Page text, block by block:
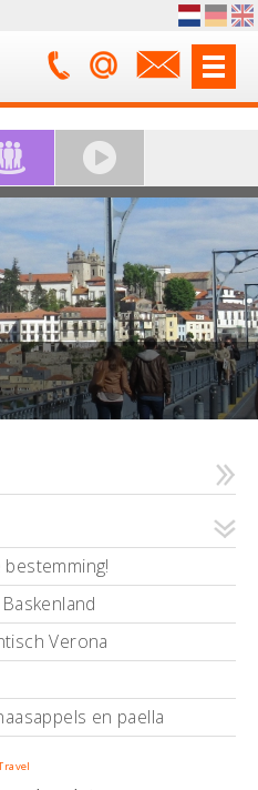
Verona
en paella